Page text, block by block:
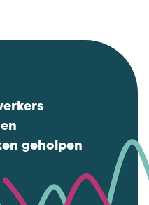
geholpen